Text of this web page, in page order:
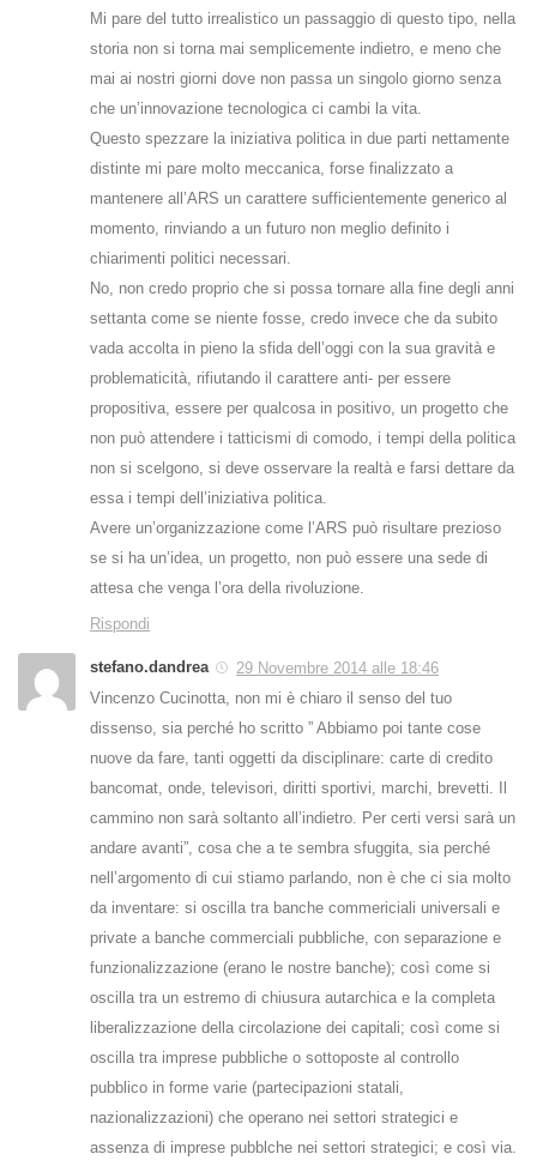
Mi pare del tutto irrealistico un passaggio di questo tipo, nella
storia non si torna mai semplicemente indietro, e meno che
mai ai nostri giorni dove non passa un singolo giorno senza
che un’innovazione tecnologica ci cambi la vita.
Questo spezzare la iniziativa politica in due parti nettamente
distinte mi pare molto meccanica, forse finalizzato a
mantenere all’ARS un carattere sufficientemente generico al
momento, rinviando a un futuro non meglio definito i
chiarimenti politici necessari.
No, non credo proprio che si possa tornare alla fine degli anni
settanta come se niente fosse, credo invece che da subito
vada accolta in pieno la sfida dell’oggi con la sua gravità e
problematicità, rifiutando il carattere anti- per essere
propositiva, essere per qualcosa in positivo, un progetto che
non può attendere i tatticismi di comodo, i tempi della politica
non si scelgono, si deve osservare la realtà e farsi dettare da
essa i tempi dell’iniziativa politica.
Avere un’organizzazione come l’ARS può risultare prezioso
se si ha un’idea, un progetto, non può essere una sede di
attesa che venga l’ora della rivoluzione.
Rispondi
stefano.dandrea
29 Novembre 2014 alle 18:46
Vincenzo Cucinotta, non mi è chiaro il senso del tuo
dissenso, sia perché ho scritto ” Abbiamo poi tante cose
nuove da fare, tanti oggetti da disciplinare: carte di credito
bancomat, onde, televisori, diritti sportivi, marchi, brevetti. Il
cammino non sarà soltanto all’indietro. Per certi versi sarà un
andare avanti”, cosa che a te sembra sfuggita, sia perché
nell’argomento di cui stiamo parlando, non è che ci sia molto
da inventare: si oscilla tra banche commericiali universali e
private a banche commerciali pubbliche, con separazione e
funzionalizzazione (erano le nostre banche); così come si
oscilla tra un estremo di chiusura autarchica e la completa
liberalizzazione della circolazione dei capitali; così come si
oscilla tra imprese pubbliche o sottoposte al controllo
pubblico in forme varie (partecipazioni statali,
nazionalizzazioni) che operano nei settori strategici e
assenza di imprese pubblche nei settori strategici; e così via.